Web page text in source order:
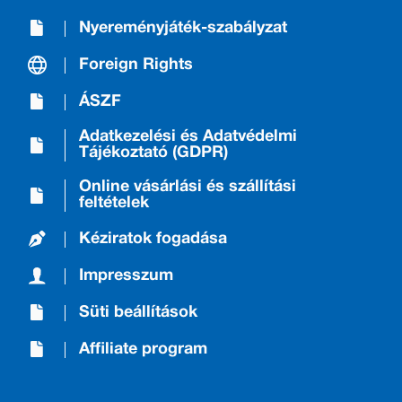
Nyereményjáték-szabályzat
Foreign Rights
ÁSZF
Adatkezelési és Adatvédelmi
Tájékoztató (GDPR)
Online vásárlási és szállítási
feltételek
Kéziratok fogadása
Impresszum
Süti beállítások
Affiliate program